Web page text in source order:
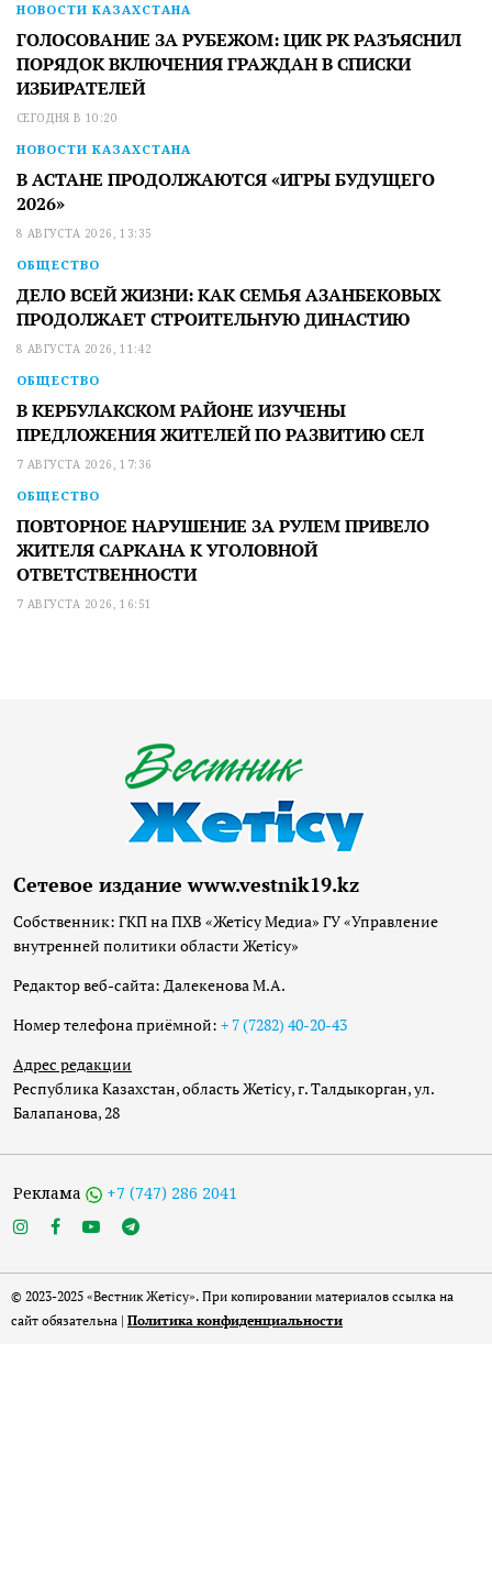
НОВОСТИ КАЗАХСТАНА
ГОЛОСОВАНИЕ ЗА РУБЕЖОМ: ЦИК РК РАЗЪЯСНИЛ
ПОРЯДОК ВКЛЮЧЕНИЯ ГРАЖДАН В СПИСКИ
ИЗБИРАТЕЛЕЙ
СЕГОДНЯ В 10:20
НОВОСТИ КАЗАХСТАНА
В АСТАНЕ ПРОДОЛЖАЮТСЯ «ИГРЫ БУДУЩЕГО
2026»
8 АВГУСТА 2026, 13:35
ОБЩЕСТВО
ДЕЛО ВСЕЙ ЖИЗНИ: КАК СЕМЬЯ АЗАНБЕКОВЫХ
ПРОДОЛЖАЕТ СТРОИТЕЛЬНУЮ ДИНАСТИЮ
8 АВГУСТА 2026, 11:42
ОБЩЕСТВО
В КЕРБУЛАКСКОМ РАЙОНЕ ИЗУЧЕНЫ
ПРЕДЛОЖЕНИЯ ЖИТЕЛЕЙ ПО РАЗВИТИЮ СЕЛ
7 АВГУСТА 2026, 17:36
ОБЩЕСТВО
ПОВТОРНОЕ НАРУШЕНИЕ ЗА РУЛЕМ ПРИВЕЛО
ЖИТЕЛЯ САРКАНА К УГОЛОВНОЙ
ОТВЕТСТВЕННОСТИ
7 АВГУСТА 2026, 16:51
Сетевое издание www.vestnik19.kz
Собственник: ГКП на ПХВ «Жетісу Медиа» ГУ «Управление
внутренней политики области Жетісу»
Редактор веб-сайта: Далекенова М.А.
Номер телефона приёмной: + 7 (7282) 40-20-43
Адрес редакции
Республика Казахстан, область Жетісу, г. Талдыкорган, ул.
Балапанова, 28
Реклама +7 (747) 286 2041
© 2023-2025 «Вестник Жетісу». При копировании материалов ссылка на
сайт обязательна | Политика конфиденциальности